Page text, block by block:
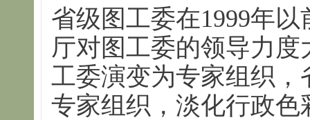
省级图工委在1999年
厅对图工委的领导力度
工委演变为专家组织
专家组织，淡化行政